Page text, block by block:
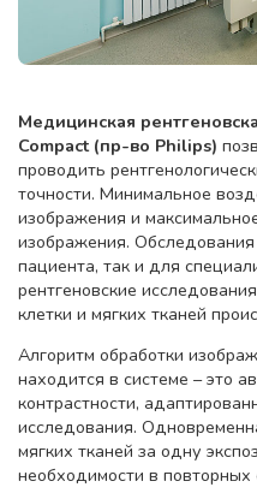
Медицинская
Compact (пр-во Philips)
проводить
точности. Минимальное
изображения и
изображения.
пациента, так и для
рентгеновские
клетки и мягких тканей
Алгоритм обработки
находится в системе – это
контрастности,
исследования.
мягких тканей за одну
необходимости в повторных